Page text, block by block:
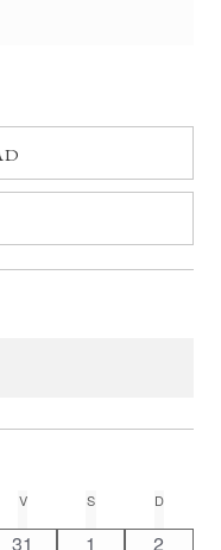
VVIERNES SSÁBADO D
0
31
0
1
0
2